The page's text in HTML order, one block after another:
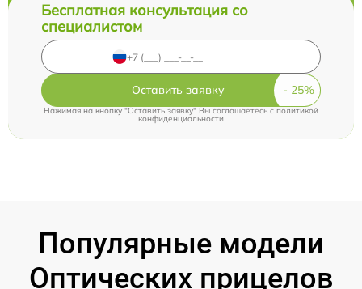
Бесплатная консультация со
специалистом
Оставить заявку
Нажимая на кнопку "Оставить заявку" Вы соглашаетесь c политикой
конфиденциальности
Популярные модели
Оптических прицелов